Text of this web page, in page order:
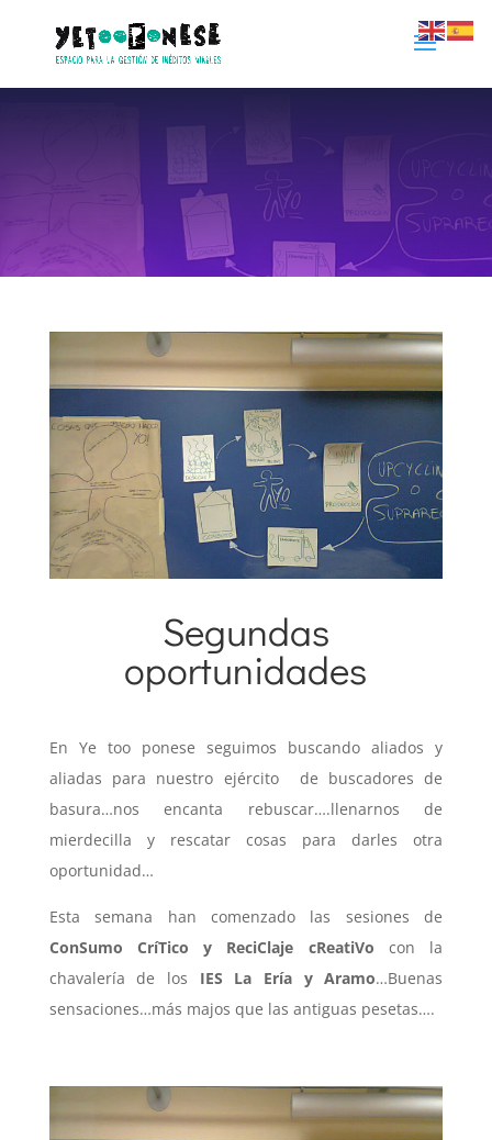
15 octubre 2013|Educación Global
Educativos
Segundas
oportunidades
En Ye too ponese seguimos buscando aliados y
aliadas para nuestro ejército de buscadores de
basura…nos encanta rebuscar….llenarnos de
mierdecilla y rescatar cosas para darles otra
oportunidad…
Esta semana han comenzado las sesiones de
ConSumo CríTico y ReciClaje cReatiVo con la
chavalería de los IES La Ería y Aramo…Buenas
sensaciones…más majos que las antiguas pesetas….